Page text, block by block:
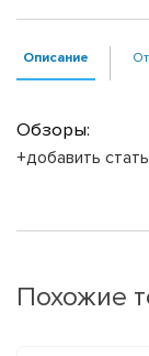
Описание
Обзоры:
+добавить
Похожие